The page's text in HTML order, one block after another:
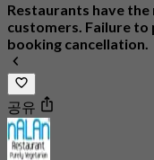
Restaurants have
customers. Failure to
booking cancellation.
공유